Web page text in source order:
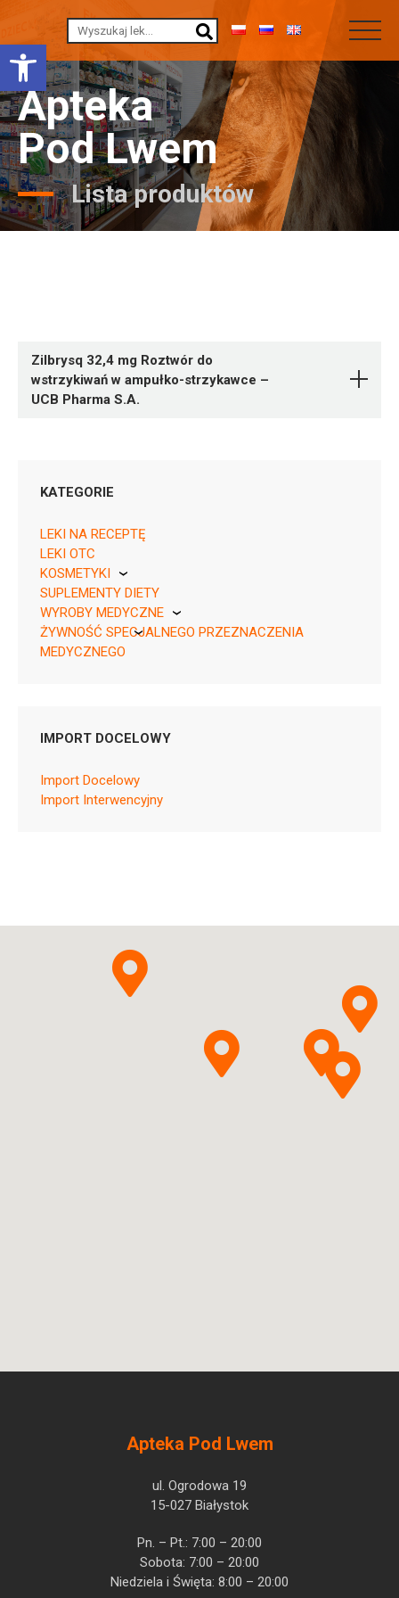
Otwórz pasek narzędzi
Apteka
Pod Lwem
Lista produktów
Zilbrysq 32,4 mg Roztwór do
wstrzykiwań w ampułko-strzykawce –
UCB Pharma S.A.
05413787222292 ¦ Rpz ¦ EU/1/23/1764/005 ¦
152789
7 amp.-strzyk. 0,81 ml
Rpz ¦ EU/1/23/1764/006 ¦ 152790
L04AJ06
UCB Pharma S.A.
KATEGORIE
LEKI NA RECEPTĘ
LEKI OTC
KOSMETYKI
Pierre Fabre
SUPLEMENTY DIETY
WYROBY MEDYCZNE
KikGel
ŻYWNOŚĆ SPECJALNEGO PRZEZNACZENIA
MEDYCZNEGO
IMPORT DOCELOWY
Import Docelowy
Import Interwencyjny
Apteka Pod Lwem
ul. Ogrodowa 19
15-027 Białystok
Pn. – Pt.: 7:00 – 20:00
Sobota: 7:00 – 20:00
Niedziela i Święta: 8:00 – 20:00